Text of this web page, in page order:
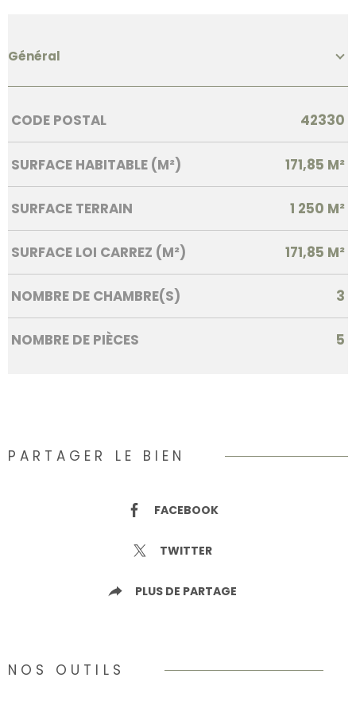
Général
Caractérisque Valeurs
CODE POSTAL 42330
SURFACE HABITABLE (M²) 171,85 M²
SURFACE TERRAIN 1 250 M²
SURFACE LOI CARREZ (M²) 171,85 M²
NOMBRE DE CHAMBRE(S) 3
NOMBRE DE PIÈCES 5
PARTAGER LE BIEN
FACEBOOK
TWITTER
PLUS DE PARTAGE
NOS OUTILS